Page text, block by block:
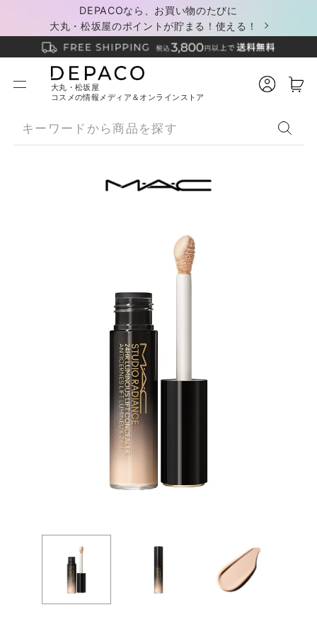
DEPACOなら、お買い物のたびに
大丸・松坂屋のポイントが貯まる！使える！
大丸・松坂屋
コスメの情報メディア＆オンラインストア